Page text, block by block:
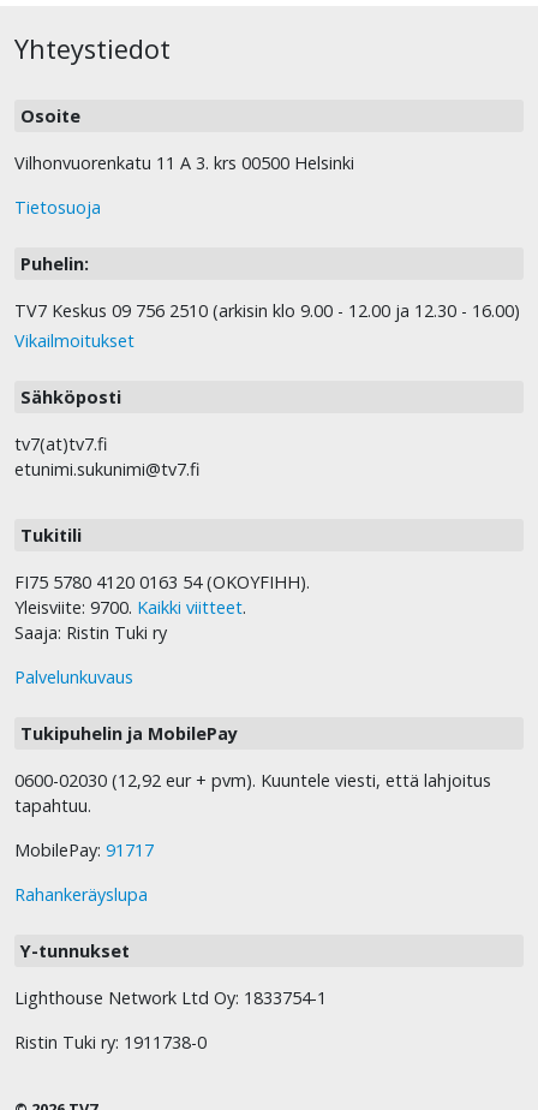
Yhteystiedot
Osoite
Vilhonvuorenkatu 11 A 3. krs 00500 Helsinki
Tietosuoja
Puhelin:
TV7 Keskus 09 756 2510 (arkisin klo 9.00 - 12.00 ja 12.30 - 16.00)
Vikailmoitukset
Sähköposti
tv7(at)tv7.fi
etunimi.sukunimi@tv7.fi
Tukitili
FI75 5780 4120 0163 54 (OKOYFIHH).
Yleisviite: 9700. Kaikki viitteet.
Saaja: Ristin Tuki ry
Palvelunkuvaus
Tukipuhelin ja MobilePay
0600-02030 (12,92 eur + pvm). Kuuntele viesti, että lahjoitus
tapahtuu.
MobilePay: 91717
Rahankeräyslupa
Y-tunnukset
Lighthouse Network Ltd Oy: 1833754-1
Ristin Tuki ry: 1911738-0